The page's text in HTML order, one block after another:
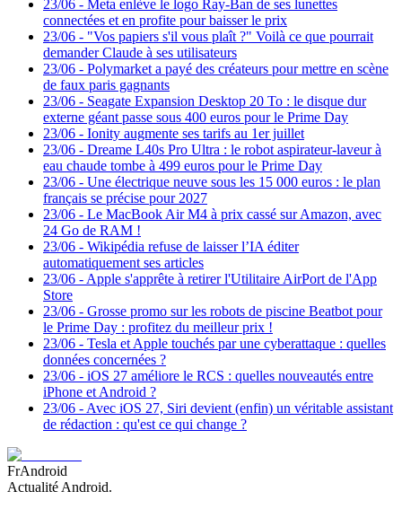
23/06 - Meta enlève le logo Ray-Ban de ses lunettes
connectées et en profite pour baisser le prix
23/06 - "Vos papiers s'il vous plaît ?" Voilà ce que pourrait
demander Claude à ses utilisateurs
23/06 - Polymarket a payé des créateurs pour mettre en scène
de faux paris gagnants
23/06 - Seagate Expansion Desktop 20 To : le disque dur
externe géant passe sous 400 euros pour le Prime Day
23/06 - Ionity augmente ses tarifs au 1er juillet
23/06 - Dreame L40s Pro Ultra : le robot aspirateur-laveur à
eau chaude tombe à 499 euros pour le Prime Day
23/06 - Une électrique neuve sous les 15 000 euros : le plan
français se précise pour 2027
23/06 - Le MacBook Air M4 à prix cassé sur Amazon, avec
24 Go de RAM !
23/06 - Wikipédia refuse de laisser l’IA éditer
automatiquement ses articles
23/06 - Apple s'apprête à retirer l'Utilitaire AirPort de l'App
Store
23/06 - Grosse promo sur les robots de piscine Beatbot pour
le Prime Day : profitez du meilleur prix !
23/06 - Tesla et Apple touchés par une cyberattaque : quelles
données concernées ?
23/06 - iOS 27 améliore le RCS : quelles nouveautés entre
iPhone et Android ?
23/06 - Avec iOS 27, Siri devient (enfin) un véritable assistant
de rédaction : qu'est ce qui change ?
FrAndroid
Actualité Android.